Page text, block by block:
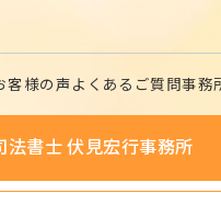
客様の声よくあるご質問事務
書士 伏見宏行事務所